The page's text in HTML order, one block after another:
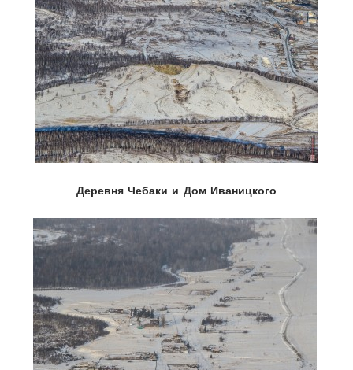
Деревня Чебаки и Дом Иваницкого